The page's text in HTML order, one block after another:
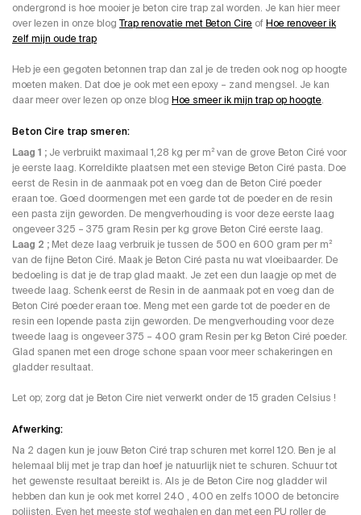
ondergrond is hoe mooier je beton cire trap zal worden. Je kan hier meer
over lezen in onze blog Trap renovatie met Beton Cire ofHoe renoveer ik
zelf mijn oude trap
Heb je een gegoten betonnen trap dan zal je de treden ook nog op hoogte
moeten maken. Dat doe je ook met een epoxy – zand mengsel. Je kan
daar meer over lezen op onze blog Hoe smeer ik mijn trap op hoogte.
Beton Cire trap smeren:
Laag 1 ; Je verbruikt maximaal 1,28 kg per m² van de grove Beton Ciré voor
je eerste laag. Korreldikte plaatsen met een stevige Beton Ciré pasta. Doe
eerst de Resin in de aanmaak pot en voeg dan de Beton Ciré poeder
eraan toe. Goed doormengen met een garde tot de poeder en de resin
een pasta zijn geworden. De mengverhouding is voor deze eerste laag
ongeveer 325 – 375 gram Resin per kg grove Beton Ciré eerste laag.
Laag 2 ; Met deze laag verbruik je tussen de 500 en 600 gram per m²
van de fijne Beton Ciré. Maak je Beton Ciré pasta nu wat vloeibaarder. De
bedoeling is dat je de trap glad maakt. Je zet een dun laagje op met de
tweede laag. Schenk eerst de Resin in de aanmaak pot en voeg dan de
Beton Ciré poeder eraan toe. Meng met een garde tot de poeder en de
resin een lopende pasta zijn geworden. De mengverhouding voor deze
tweede laag is ongeveer 375 – 400 gram Resin per kg Beton Ciré poeder.
Glad spanen met een droge schone spaan voor meer schakeringen en
gladder resultaat.
Let op; zorg dat je Beton Cire niet verwerkt onder de 15 graden Celsius !
Afwerking:
Na 2 dagen kun je jouw Beton Ciré trap schuren met korrel 120. Ben je al
helemaal blij met je trap dan hoef je natuurlijk niet te schuren. Schuur tot
het gewenste resultaat bereikt is. Als je de Beton Cire nog gladder wil
hebben dan kun je ook met korrel 240 , 400 en zelfs 1000 de betoncire
polijsten. Even het meeste stof weghalen en dan met een PU roller de